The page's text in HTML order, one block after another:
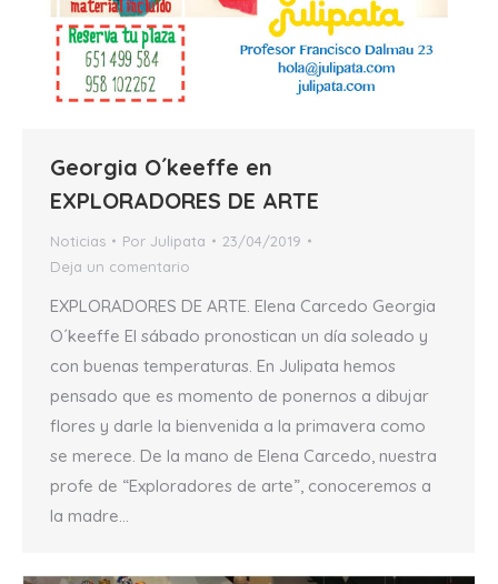
Georgia O´keeffe en
EXPLORADORES DE ARTE
Noticias Por Julipata
23/04/2019
Deja un comentario
EXPLORADORES DE ARTE. Elena Carcedo Georgia
O´keeffe El sábado pronostican un día soleado y
con buenas temperaturas. En Julipata hemos
pensado que es momento de ponernos a dibujar
flores y darle la bienvenida a la primavera como
se merece. De la mano de Elena Carcedo, nuestra
profe de “Exploradores de arte”, conoceremos a
la madre…